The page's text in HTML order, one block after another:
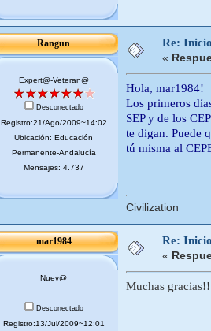
Rangun
Expert@-Veteran@
Desconectado
Registro:21/Ago/2009~14:02
Ubicación: Educación
Permanente-Andalucía
Mensajes: 4.737
Re:
«
Hola, mar1984!
Los primeros
SEP y de los
te digan. Puede
tú misma al
Civilization
mar1984
Nuev@
Desconectado
Registro:13/Jul/2009~12:01
Re:
«
Muchas gracias!!